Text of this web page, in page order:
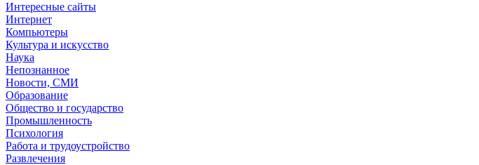
Интересные сайты
Интернет
Компьютеры
Культура и искусство
Наука
Непознанное
Новости, СМИ
Образование
Общество и государство
Промышленность
Психология
Работа и трудоустройство
Развлечения